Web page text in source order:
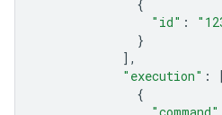
{
"id" :
}
],
"execution" :
{